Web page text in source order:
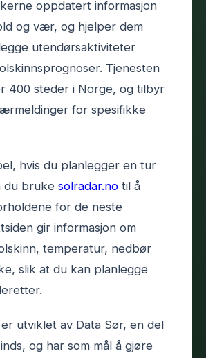
oppdatert informasjon
og vær, og hjelper dem
utendørsaktiviteter
Tjenesten
400 steder i Norge, og tilbyr
for spesifikke
hvis du planlegger en tur
du bruke solradar.no til å
for de neste
gir informasjon om
temperatur, nedbør
slik at du kan planlegge
er utviklet av Data Sør, en del
og har som mål å gjøre